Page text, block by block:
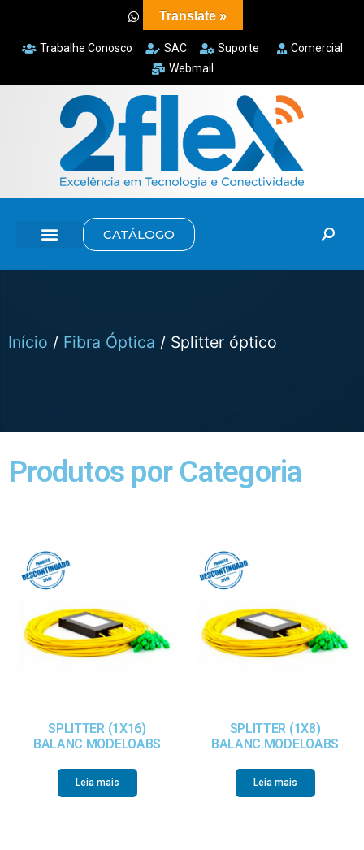
Trabalhe Conosco SAC Suporte
Comercial
Webmail
CATÁLOGO
Início / Fibra Óptica / Splitter óptico
Produtos por Categoria
SPLITTER (1X16)
BALANC.MODELOABS
Leia mais
SPLITTER (1X8)
BALANC.MODELOABS
Leia mais
Translate »